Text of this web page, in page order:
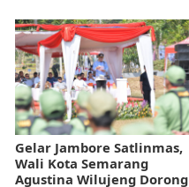
Gelar Jambore Satlinmas,
Wali Kota Semarang
Agustina Wilujeng Dorong